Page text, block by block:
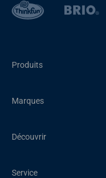
Produits
Marques
Découvrir
Service